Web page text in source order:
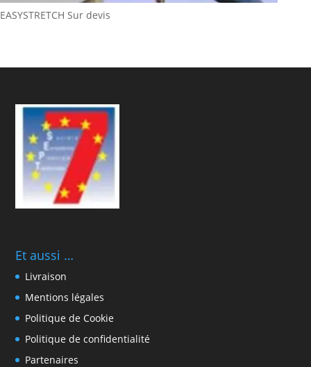
EASYSTRETCH Sur devis
Et aussi …
Livraison
Mentions légales
Politique de Cookie
Politique de confidentialité
Partenaires